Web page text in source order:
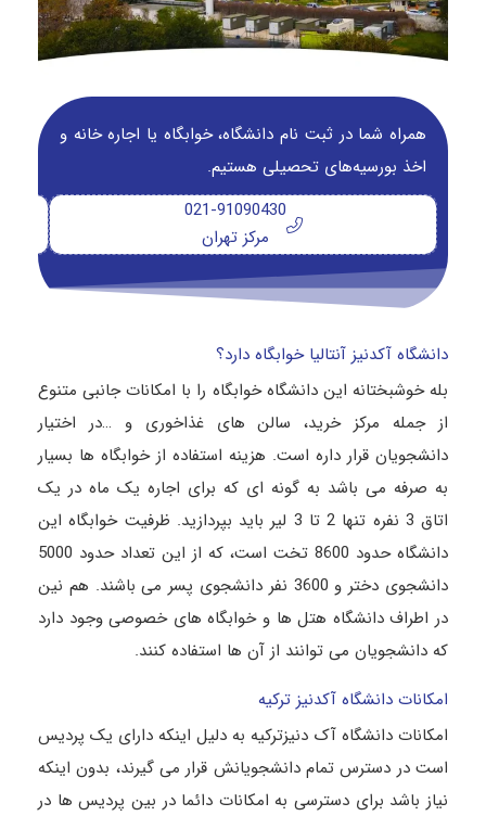
همراه شما در ثبت نام دانشگاه‌، خوابگاه یا اجاره خانه و
اخذ بورسیه‌های تحصیلی هستیم.
021-91090430
مرکز تهران
دانشگاه آکدنیز آنتالیا خوابگاه دارد؟
بله خوشبختانه این دانشگاه خوابگاه را با امکانات جانبی متنوع
از جمله مرکز خرید، سالن های غذاخوری و …در اختیار
دانشجویان قرار داره است. هزینه استفاده از خوابگاه ها بسیار
به صرفه می باشد به گونه ای که برای اجاره یک ماه در یک
اتاق 3 نفره تنها 2 تا 3 لیر باید بپردازید. ظرفیت خوابگاه این
دانشگاه حدود 8600 تخت است، که از این تعداد حدود 5000
دانشجوی دختر و 3600 نفر دانشجوی پسر می باشند. هم نین
در اطراف دانشگاه هتل ها و خوابگاه های خصوصی وجود دارد
که دانشجویان می توانند از آن ها استفاده کنند.
امکانات دانشگاه آکدنیز ترکیه
امکانات دانشگاه آک دنیزترکیه به دلیل اینکه دارای یک پردیس
است در دسترس تمام دانشجویانش قرار می گیرند، بدون اینکه
نیاز باشد برای دسترسی به امکانات دائما در بین پردیس ها در